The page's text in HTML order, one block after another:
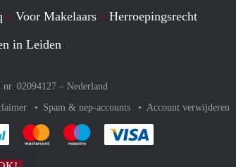
Voor Makelaars
Herroepingsrecht
in Leiden
02094127 – Nederland
Spam & nep-accounts Account verwijderen
Je rekent gemakkelijk af met Paypal
Je rekent gemakkelijk af met Mastercard
Je rekent gemakkelijk af met Meastro